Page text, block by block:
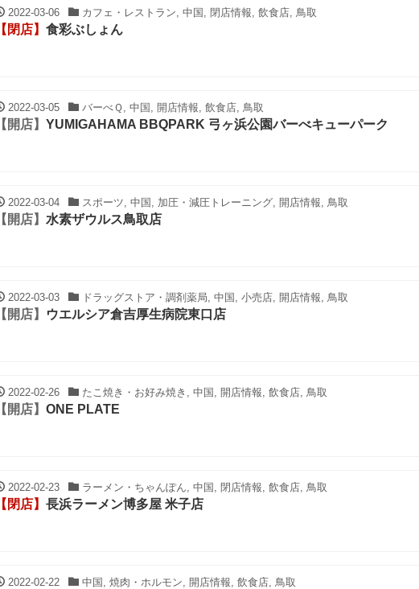
2022-03-06 カフェ・レストラン, 中国, 閉店情報, 飲食店, 鳥取
【閉店】 食彩ぶしょん
2022-03-05 バーべＱ, 中国, 開店情報, 飲食店, 鳥取
【開店】 YUMIGAHAMA BBQPARK 弓ヶ浜公園バーべキューパーク
2022-03-04 スポーツ, 中国, 加圧・減圧トレーニング, 開店情報, 鳥取
【開店】 水素ザウルス鳥取店
2022-03-03 ドラッグストア・調剤薬局, 中国, 小売店, 開店情報, 鳥取
【開店】 ウエルシア倉吉厚生病院東口店
2022-02-26 たこ焼き・お好み焼き, 中国, 開店情報, 飲食店, 鳥取
【開店】 ONE PLATE
2022-02-23 ラーメン・ちゃんぽん, 中国, 閉店情報, 飲食店, 鳥取
【閉店】 長浜ラーメン博多屋 米子店
2022-02-22 中国, 焼肉・ホルモン, 開店情報, 飲食店, 鳥取